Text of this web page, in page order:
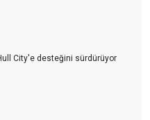
City'e desteğini sürdürüyor